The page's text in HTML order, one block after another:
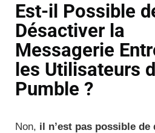
Est-il Possible
Désactiver la
Messagerie
les Utilisateurs
Pumble ?
Non, il n’est pas possible de